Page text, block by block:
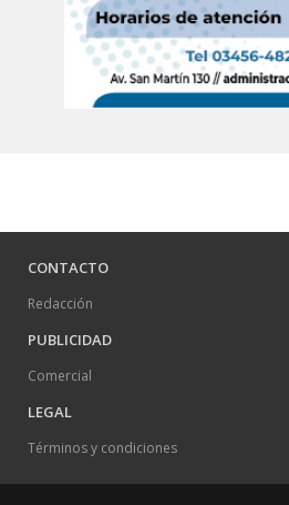
CONTACTO
Redacción
PUBLICIDAD
Comercial
LEGAL
Términos y condiciones